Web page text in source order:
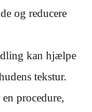
og reducere
kan hjælpe
tekstur.
en procedure,